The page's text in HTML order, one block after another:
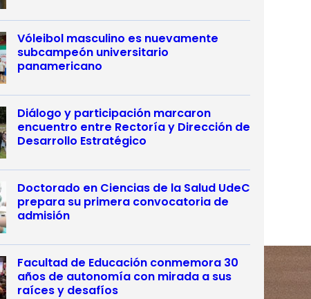
Vóleibol masculino es nuevamente
subcampeón universitario
panamericano
Diálogo y participación marcaron
encuentro entre Rectoría y Dirección de
Desarrollo Estratégico
Doctorado en Ciencias de la Salud UdeC
prepara su primera convocatoria de
admisión
Facultad de Educación conmemora 30
años de autonomía con mirada a sus
raíces y desafíos